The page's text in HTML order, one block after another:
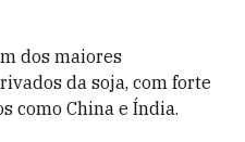
dos maiores
da soja, com forte
como China e Índia.